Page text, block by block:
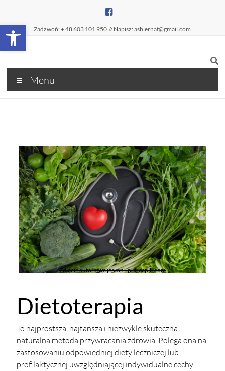
Open toolbar
Zadzwoń: + 48 603 101 950 // Napisz: asbiernat@gmail.com
Menu
Zdjęcie autorstwa jcomp - pl.freepik.com
Dietoterapia
To najprostsza, najtańsza i niezwykle skuteczna
naturalna metoda przywracania zdrowia. Polega ona na
zastosowaniu odpowiedniej diety leczniczej lub
profilaktycznej uwzględniającej indywidualne cechy